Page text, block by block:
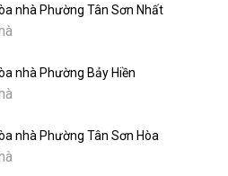
nhà Phường Tân Sơn Nhất
nhà Phường Bảy Hiền
nhà Phường Tân Sơn Hòa